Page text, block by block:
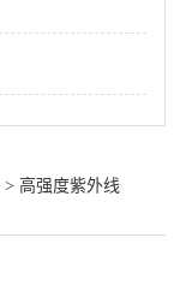
> 高强度紫外线